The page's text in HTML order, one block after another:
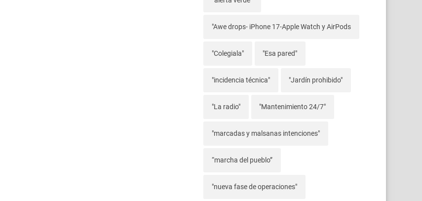
"Awe drops- iPhone 17-Apple Watch y AirPods
"Colegiala" "Esa pared"
"incidencia técnica" "Jardín prohibido"
"La radio" "Mantenimiento 24/7"
"marcadas y malsanas intenciones"
“marcha del pueblo”
"nueva fase de operaciones"